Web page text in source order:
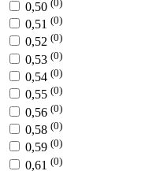
0,50
0,51 (0)
0,52 (0)
0,53 (0)
0,54 (0)
0,55 (0)
0,56 (0)
0,58 (0)
0,59 (0)
0,61 (0)